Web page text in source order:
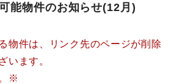
能物件のお知らせ(12月)
物件は、リンク先のページが削除
います。
※